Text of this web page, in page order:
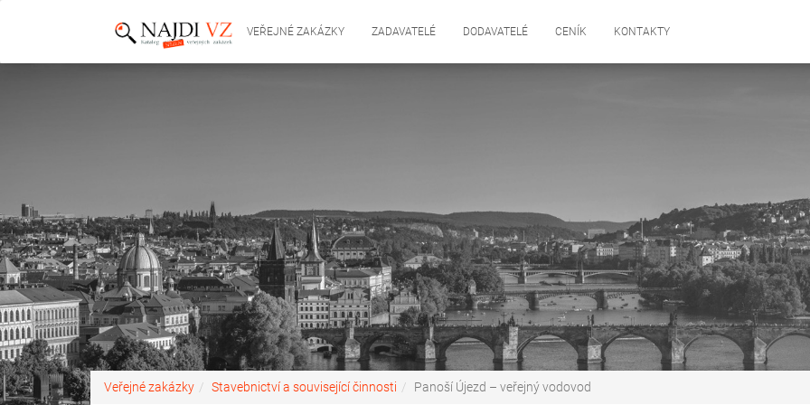
VEŘEJNÉ ZAKÁZKY ZADAVATELÉ DODAVATELÉ CENÍK KONTAKTY
Veřejné zakázky Stavebnictví a související činnosti Panoší Újezd – veřejný vodovod